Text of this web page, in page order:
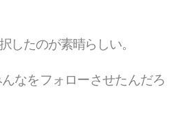
したのが素晴らしい。
なをフォローさせたんだろ